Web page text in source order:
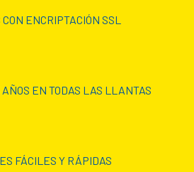
ENCRIPTACIÓN SSL
EN TODAS LAS LLANTAS
FÁCILES Y RÁPIDAS